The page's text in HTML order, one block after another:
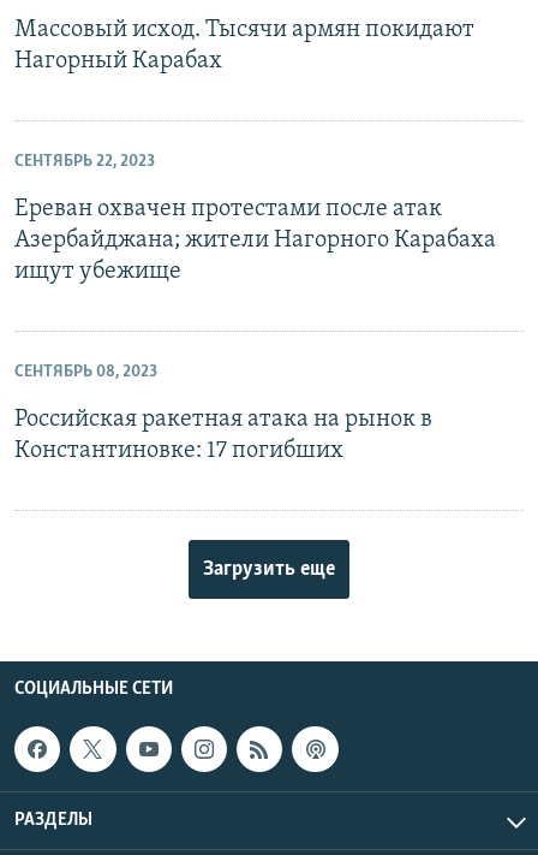
Массовый исход. Тысячи армян покидают
Нагорный Карабах
СЕНТЯБРЬ 22, 2023
Ереван охвачен протестами после атак
Азербайджана; жители Нагорного Карабаха
ищут убежище
СЕНТЯБРЬ 08, 2023
Российская ракетная атака на рынок в
Константиновке: 17 погибших
Загрузить еще
СОЦИАЛЬНЫЕ СЕТИ
РАЗДЕЛЫ